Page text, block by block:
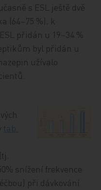
s ESL ještě dvě
(64–75 %), k
přidán u 19–34 %
byl přidán u
užívalo
snížení frekvence
při dávkování